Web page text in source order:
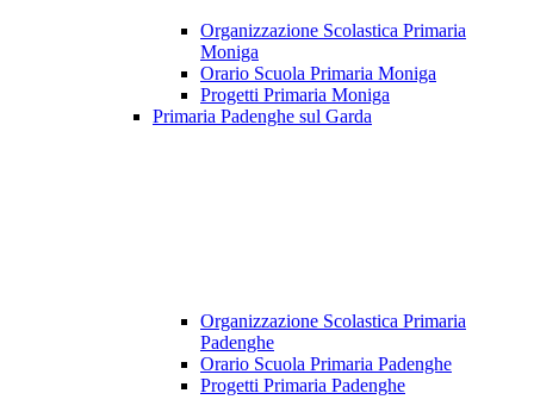
Organizzazione Scolastica Primaria
Moniga
Orario Scuola Primaria Moniga
Progetti Primaria Moniga
Primaria Padenghe sul Garda
Organizzazione Scolastica Primaria
Padenghe
Orario Scuola Primaria Padenghe
Progetti Primaria Padenghe